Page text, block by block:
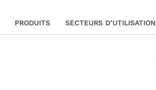
PRODUITS SECTEURS D’UTILISATION